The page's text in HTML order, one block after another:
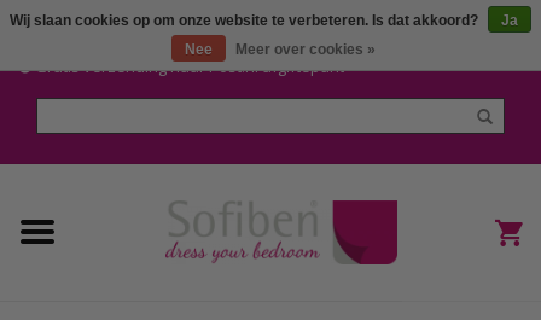
Gratis verzending naar Post.nl afgiftepunt
Mijn account / Registreren
Dekbedovertrekken
Wij slaan cookies op om onze website te verbeteren. Is dat akkoord?
Ja
Nee
Meer over cookies »